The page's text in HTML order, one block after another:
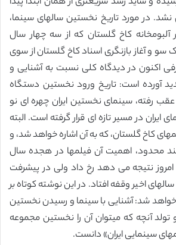
در مورد تاریخ نخستین سالهای سینما،
آلبومخانه کاخ گلستان که از سه چهار سال
سو و آغاز بازنگری اسناد کاخ گلستان از سوی
اکنون در دیدگاه کلی نسبت به آشنایی و
آورده است: تاریخ ورود نخستین دستگاه
عقب رفته، سینمای نخستین ایران چهره ای نو
ایران در مسیر تازه ای قرار گرفته است. البته
کاخ گلستان، که به آن اشاره خواهد شد، و
محدود، اهمیت آن فیلمها در هجده سال
نتیجه می دهد رخ داد ولی در پیشرفت
اخیر وقفه افتاد. در این نوشته کوتاه بر
شد: آشنایی با سینما و رسیدن نخستین
تولد آنچه که میتوان آن را نخستین مجموعه
سینمایی ایران» دانست.